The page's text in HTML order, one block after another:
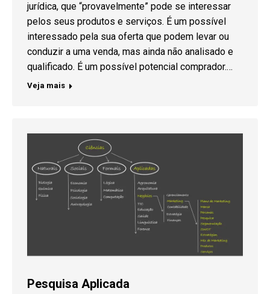
jurídica, que “provavelmente” pode se interessar
pelos seus produtos e serviços. É um possível
interessado pela sua oferta que podem levar ou
conduzir a uma venda, mas ainda não analisado e
qualificado. É um possível potencial comprador.…
Veja mais
Pesquisa Aplicada